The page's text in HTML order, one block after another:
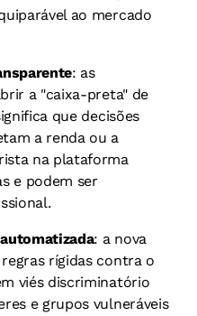
ao mercado
: as
a "caixa-preta" de
que decisões
a renda ou a
na plataforma
e podem ser
: a nova
rígidas contra o
viés discriminatório
e grupos vulneráveis